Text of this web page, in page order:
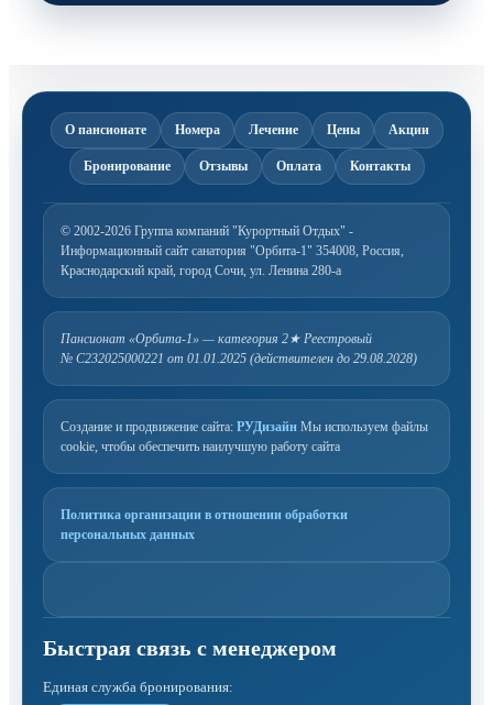
О пансионате Номера Лечение Цены Акции
Бронирование Отзывы Оплата Контакты
© 2002-2026 Группа компаний "Курортный Отдых" -
Информационный сайт санатория "Орбита-1" 354008, Россия,
Краснодарский край, город Сочи, ул. Ленина 280-а
Пансионат «Орбита-1» — категория 2★ Реестровый
№ С232025000221 от 01.01.2025 (действителен до 29.08.2028)
Создание и продвижение сайта: РУДизайн Мы используем файлы
cookie, чтобы обеспечить наилучшую работу сайта
Политика организации в отношении обработки
персональных данных
Единая служба бронирования: